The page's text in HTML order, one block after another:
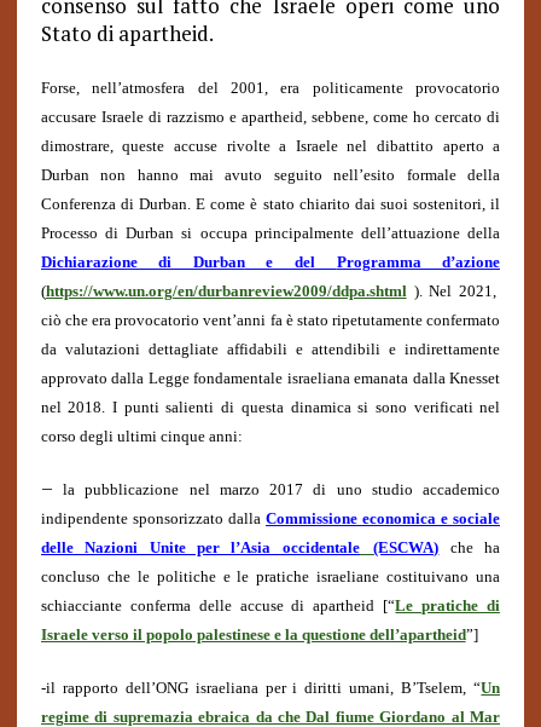
Stato di apartheid.
Forse, nell’atmosfera del 2001, era politicamente provocatorio
accusare Israele di razzismo e apartheid, sebbene, come ho cercato di
dimostrare, queste accuse rivolte a Israele nel dibattito aperto a
Durban non hanno mai avuto seguito nell’esito formale della
Conferenza di Durban. E come è stato chiarito dai suoi sostenitori, il
Processo di Durban si occupa principalmente dell’attuazione della
Dichiarazione di Durbane del Programma d’azione
(https://www.un.org/en/durbanreview2009/ddpa.shtml). Nel 2021,
ciò che era provocatorio vent’anni fa è stato ripetutamente confermato
da valutazioni dettagliate affidabili e attendibili e indirettamente
approvato dalla Legge fondamentale israeliana emanata dalla Knesset
nel 2018. I punti salienti di questa dinamica si sono verificati nel
corso degli ultimi cinque anni:
– la pubblicazione nel marzo 2017 di uno studio accademico
indipendente sponsorizzato dalla Commissione economica e sociale
delle Nazioni Unite per l’Asia occidentale
(ESCWA) che ha
concluso che le politiche e le pratiche israeliane costituivano una
schiacciante conferma delle accuse di apartheid [“Le pratiche di
Israele verso il popolo palestinese e la questione dell’apartheid”]
-il rapporto dell’ONG israeliana per i diritti umani, B’Tselem, “Un
regime di supremazia ebraica da che Dal fiume Giordano al Mar